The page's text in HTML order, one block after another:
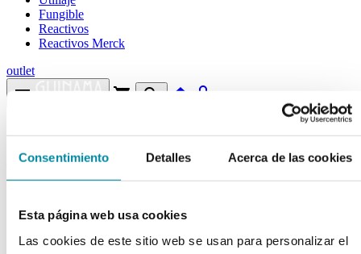
Consentimiento Detalles Acerca de las cookies
Esta página web usa cookies
Las cookies de este sitio web se usan para personalizar el
Fungible
Reactivos
Reactivos Merck
outlet
menu shopping_cart search home lock
Actualmente se encuentra en:
arrow_back Ficha de producto